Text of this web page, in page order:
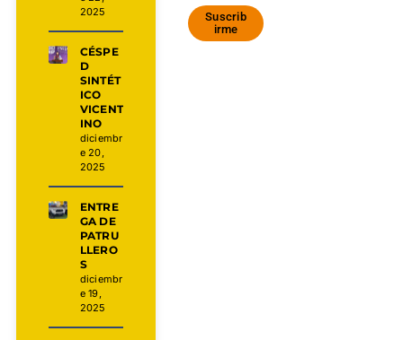
2025
CÉSPE
D
SINTÉT
ICO
VICENT
INO
diciembr
e 20,
2025
ENTRE
GA DE
PATRU
LLERO
S
diciembr
e 19,
2025
Suscrib
irme